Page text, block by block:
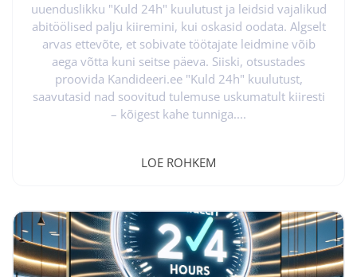
uuenduslikku "Kuld 24h" kuulutust ja leidsid vajalikud
abitöölised palju kiiremini, kui oskasid oodata. Algselt
arvas ettevõte, et sobivate töötajate leidmine võib
aega võtta kuni seitse päeva. Siiski, otsustades
proovida Kandideeri.ee "Kuld 24h" kuulutust,
saavutasid nad soovitud tulemuse uskumatult kiiresti
– kõigest kahe tunniga....
LOE ROHKEM